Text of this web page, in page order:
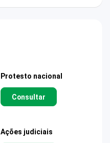
Protesto nacional
Consultar
Ações judiciais